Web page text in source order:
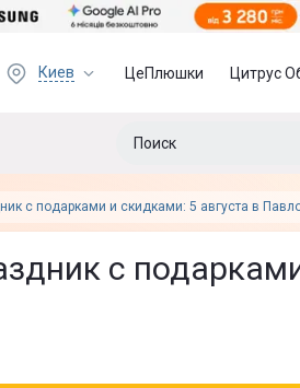
Киев ЦеПлюшки Цитрус
с подарками и скидками: 5 августа в
с